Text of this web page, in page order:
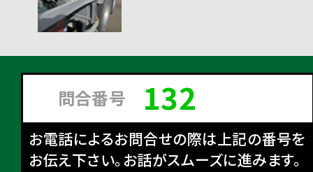
問合番号 132
お電話によるお問合せの際は上記の番号を
お伝え下さい。お話がスムーズに進みます。